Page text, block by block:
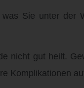
Sie unter der
nicht gut heilt.
Komplikationen